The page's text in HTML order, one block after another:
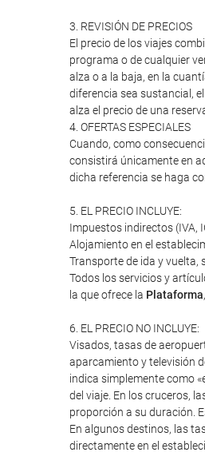
3. REVISIÓN DE PRECIOS
El precio de los viajes
programa o de cualquier
alza o a la baja, en la
diferencia sea sustancial, el
alza el precio de una
4. OFERTAS ESPECIALES
Cuando, como
consistirá únicamente en
dicha referencia se haga
5. EL PRECIO INCLUYE:
Impuestos indirectos (IVA,
Alojamiento en el
Transporte de ida y vuelta,
Todos los servicios y
la que ofrece la Plataforma
6. EL PRECIO NO INCLUYE:
Visados, tasas de
aparcamiento y televisión
indica simplemente como
del viaje. En los cruceros,
proporción a su duración.
En algunos destinos, las
directamente en el